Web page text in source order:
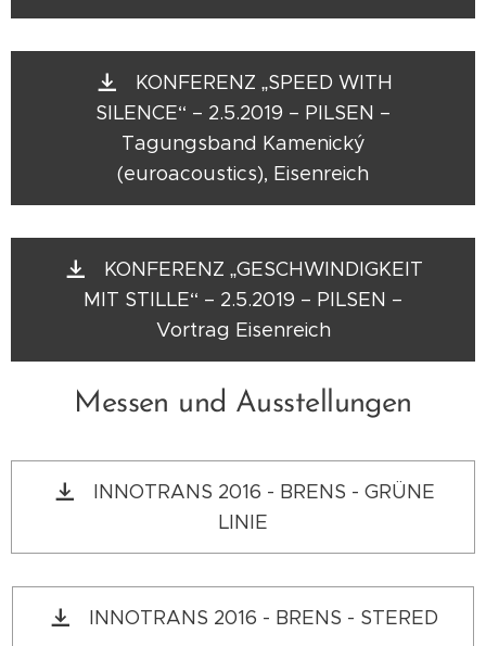
KONFERENZ „SPEED WITH
SILENCE“ – 2.5.2019 – PILSEN –
Tagungsband Kamenický
(euroacoustics), Eisenreich
KONFERENZ „GESCHWINDIGKEIT
MIT STILLE“ – 2.5.2019 – PILSEN –
Vortrag Eisenreich
Messen und Ausstellungen
INNOTRANS 2016 - BRENS - GRÜNE
LINIE
INNOTRANS 2016 - BRENS - STERED